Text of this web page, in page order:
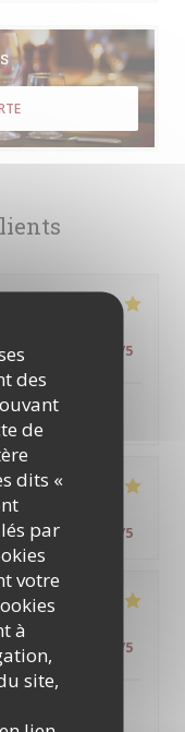
des
de
dits «
par
votre
à
site,
/5 Qualité / Prix /5
/5 Qualité / Prix /5
Qualité / Prix /5
un cadre